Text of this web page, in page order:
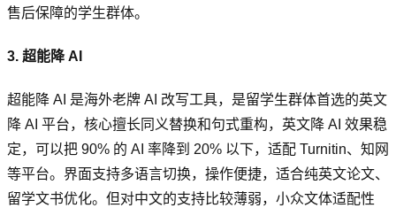
售后保障的学生群体。
3. 超能降 AI
超能降 AI 是海外老牌 AI 改写工具，是留学生群体首选的英文
降 AI 平台，核心擅长同义替换和句式重构，英文降 AI 效果稳
定，可以把 90% 的 AI 率降到 20% 以下，适配 Turnitin、知网
等平台。界面支持多语言切换，操作便捷，适合纯英文论文、
留学文书优化。但对中文的支持比较薄弱，小众文体适配性